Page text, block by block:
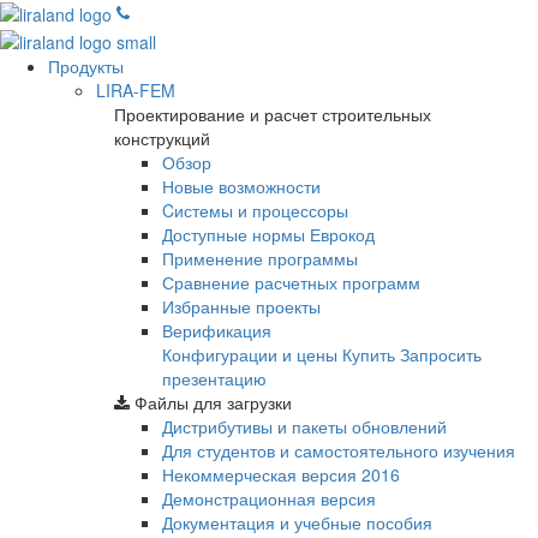
Продукты
LIRA-FEM
Проектирование и расчет строительных
конструкций
Обзор
Новые возможности
Cистемы и процессоры
Доступные нормы Еврокод
Применение программы
Сравнение расчетных программ
Избранные проекты
Верификация
Конфигурации и цены Купить Запросить
презентацию
Файлы для загрузки
Дистрибутивы и пакеты обновлений
Для студентов и самостоятельного изучения
Некоммерческая версия 2016
Демонстрационная версия
Документация и учебные пособия